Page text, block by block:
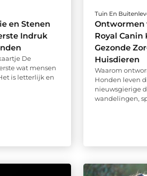
en Stenen
Indruk
De
wat mensen
is letterlijk en
Tuin En
Ontwormen
Royal Canin
Gezonde
Huisdieren
Waarom
Honden leven
nieuwsgierige
wandelingen,